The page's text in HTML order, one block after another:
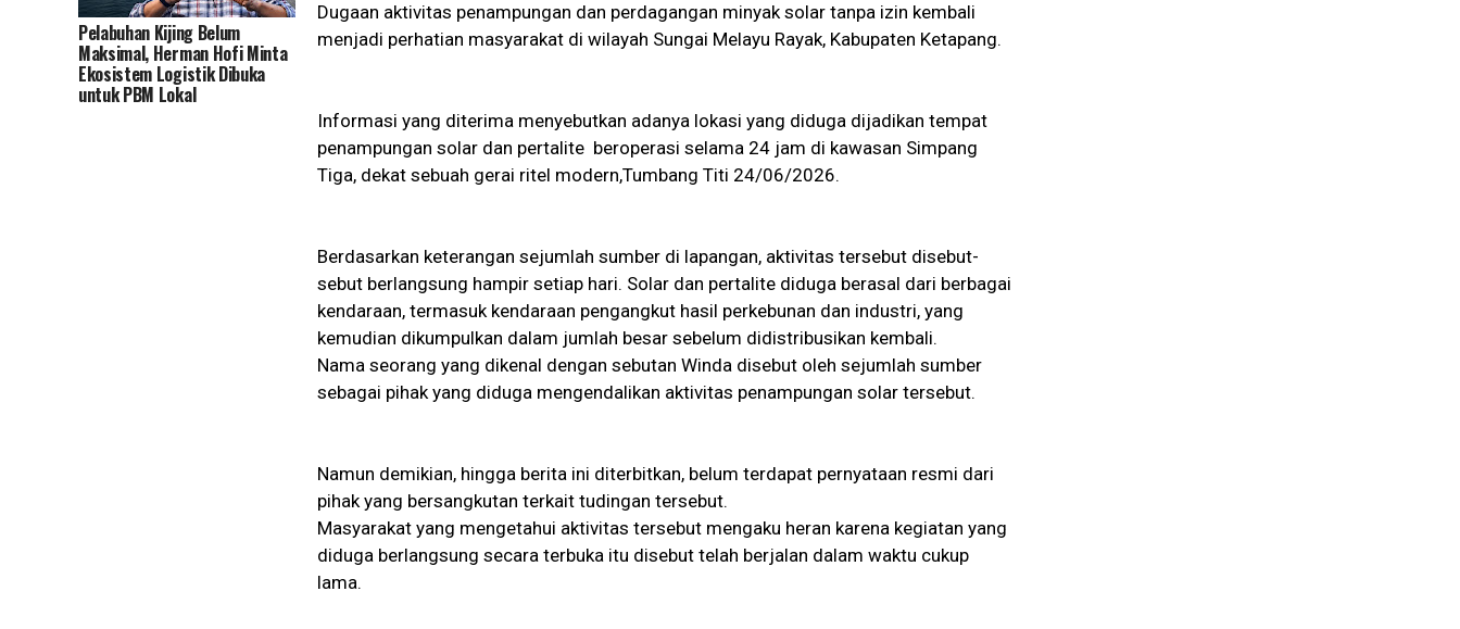
Pelabuhan Kijing Belum
Maksimal, Herman Hofi Minta
Ekosistem Logistik Dibuka
untuk PBM Lokal
Dugaan aktivitas penampungan dan perdagangan minyak solar tanpa izin kembali
menjadi perhatian masyarakat di wilayah Sungai Melayu Rayak, Kabupaten Ketapang.
Informasi yang diterima menyebutkan adanya lokasi yang diduga dijadikan tempat
penampungan solar dan pertalite beroperasi selama 24 jam di kawasan Simpang
Tiga, dekat sebuah gerai ritel modern,Tumbang Titi 24/06/2026.
Berdasarkan keterangan sejumlah sumber di lapangan, aktivitas tersebut disebut-
sebut berlangsung hampir setiap hari. Solar dan pertalite diduga berasal dari berbagai
kendaraan, termasuk kendaraan pengangkut hasil perkebunan dan industri, yang
kemudian dikumpulkan dalam jumlah besar sebelum didistribusikan kembali.
Nama seorang yang dikenal dengan sebutan Winda disebut oleh sejumlah sumber
sebagai pihak yang diduga mengendalikan aktivitas penampungan solar tersebut.
Namun demikian, hingga berita ini diterbitkan, belum terdapat pernyataan resmi dari
pihak yang bersangkutan terkait tudingan tersebut.
Masyarakat yang mengetahui aktivitas tersebut mengaku heran karena kegiatan yang
diduga berlangsung secara terbuka itu disebut telah berjalan dalam waktu cukup
lama.